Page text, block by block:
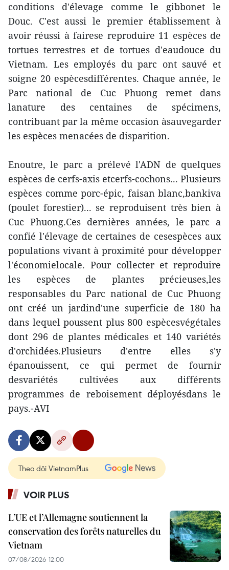
conditions d'élevage comme le gibbonet le
Douc. C'est aussi le premier établissement à
avoir réussi à fairese reproduire 11 espèces de
tortues terrestres et de tortues d'eaudouce du
Vietnam. Les employés du parc ont sauvé et
soigne 20 espècesdifférentes. Chaque année, le
Parc national de Cuc Phuong remet dans
lanature des centaines de spécimens,
contribuant par la même occasion àsauvegarder
les espèces menacées de disparition.
Enoutre, le parc a prélevé l'ADN de quelques
espèces de cerfs-axis etcerfs-cochons... Plusieurs
espèces comme porc-épic, faisan blanc,bankiva
(poulet forestier)... se reproduisent très bien à
Cuc Phuong.Ces dernières années, le parc a
confié l'élevage de certaines de cesespèces aux
populations vivant à proximité pour développer
l'économielocale. Pour collecter et reproduire
les espèces de plantes précieuses,les
responsables du Parc national de Cuc Phuong
ont créé un jardind'une superficie de 180 ha
dans lequel poussent plus 800 espècesvégétales
dont 296 de plantes médicales et 140 variétés
d'orchidées.Plusieurs d'entre elles s'y
épanouissent, ce qui permet de fournir
desvariétés cultivées aux différents
programmes de reboisement déployésdans le
pays.-AVI
Theo dõi VietnamPlus
VOIR PLUS
L’UE et l’Allemagne soutiennent la
conservation des forêts naturelles du
Vietnam
07/08/2026 12:00